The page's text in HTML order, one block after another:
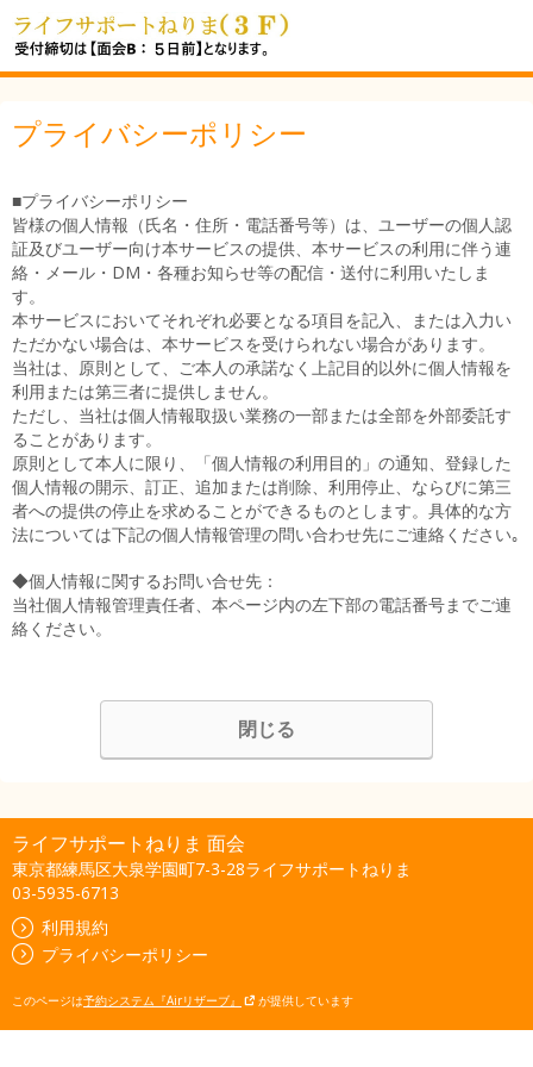
プライバシーポリシー
■プライバシーポリシー
皆様の個人情報（氏名・住所・電話番号等）は、ユーザーの個人認
証及びユーザー向け本サービスの提供、本サービスの利用に伴う連
絡・メール・DM・各種お知らせ等の配信・送付に利用いたしま
す。
本サービスにおいてそれぞれ必要となる項目を記入、または入力い
ただかない場合は、本サービスを受けられない場合があります。
当社は、原則として、ご本人の承諾なく上記目的以外に個人情報を
利用または第三者に提供しません。
ただし、当社は個人情報取扱い業務の一部または全部を外部委託す
ることがあります。
原則として本人に限り、「個人情報の利用目的」の通知、登録した
個人情報の開示、訂正、追加または削除、利用停止、ならびに第三
者への提供の停止を求めることができるものとします。具体的な方
法については下記の個人情報管理の問い合わせ先にご連絡ください｡
◆個人情報に関するお問い合せ先：
当社個人情報管理責任者、本ページ内の左下部の電話番号までご連
絡ください。
閉じる
ライフサポートねりま 面会
東京都練馬区大泉学園町7-3-28ライフサポートねりま
03-5935-6713
利用規約
プライバシーポリシー
このページは予約システム『Airリザーブ』 が提供しています